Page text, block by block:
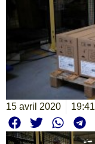
15 avril 2020 19:41